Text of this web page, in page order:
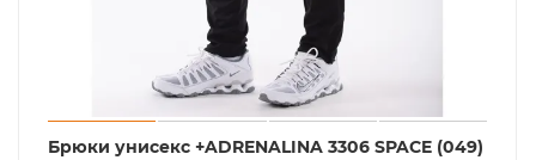
Брюки унисекс +ADRENALINA 3306 SPACE (049)